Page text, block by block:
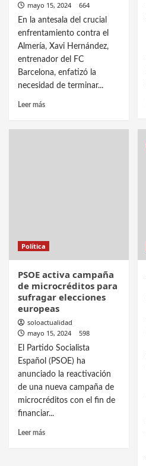
mayo 15, 2024
664
En la antesala del crucial
enfrentamiento contra el
Almería, Xavi Hernández,
entrenador del FC
Barcelona, enfatizó la
necesidad de terminar...
Leer más
Política
PSOE activa campaña
de microcréditos para
sufragar elecciones
europeas
soloactualidad
mayo 15, 2024
598
El Partido Socialista
Español (PSOE) ha
anunciado la reactivación
de una nueva campaña de
microcréditos con el fin de
financiar...
Leer más